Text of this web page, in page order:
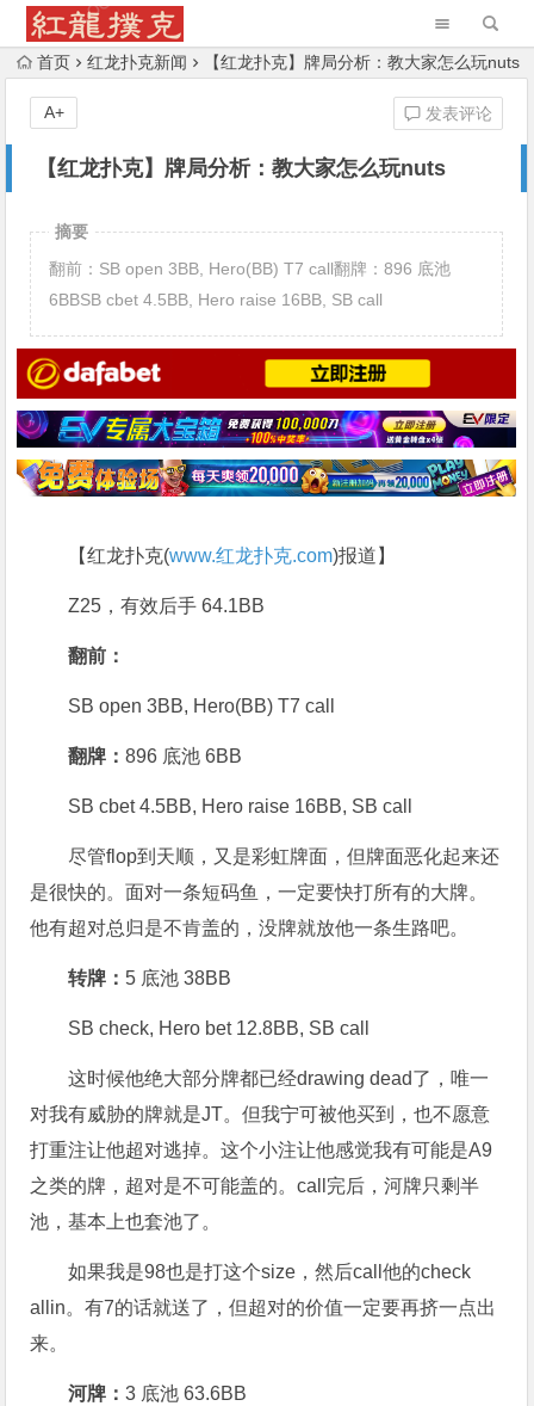
首页 红龙扑克新闻 【红龙扑克】牌局分析：教大家怎么玩nuts
【红龙扑克】牌局分析：教大家怎么玩nuts
发表评论
A+
摘要
翻前：SB open 3BB, Hero(BB) T7 call翻牌：896 底池
6BBSB cbet 4.5BB, Hero raise 16BB, SB call
【红龙扑克(www.红龙扑克.com)报道】
Z25，有效后手 64.1BB
翻前：
SB open 3BB, Hero(BB) T7 call
翻牌：896 底池 6BB
SB cbet 4.5BB, Hero raise 16BB, SB call
尽管flop到天顺，又是彩虹牌面，但牌面恶化起来还
是很快的。面对一条短码鱼，一定要快打所有的大牌。
他有超对总归是不肯盖的，没牌就放他一条生路吧。
转牌： 5 底池 38BB
SB check, Hero bet 12.8BB, SB call
这时候他绝大部分牌都已经drawing dead了，唯一
对我有威胁的牌就是JT。但我宁可被他买到，也不愿意
打重注让他超对逃掉。这个小注让他感觉我有可能是A9
之类的牌，超对是不可能盖的。call完后，河牌只剩半
池，基本上也套池了。
如果我是98也是打这个size，然后call他的check
allin。有7的话就送了，但超对的价值一定要再挤一点出
来。
河牌：3 底池 63.6BB